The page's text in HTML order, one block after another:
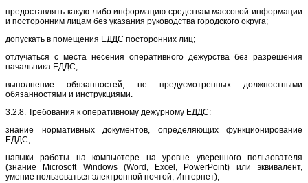
предоставлять какую-либо информацию средствам массовой информации
и посторонним лицам без указания руководства городского округа;
допускать в помещения ЕДДС посторонних лиц;
отлучаться с места несения оперативного дежурства без разрешения
начальника ЕДДС;
выполнение обязанностей, не предусмотренных должностными
обязанностями и инструкциями.
3.2.8. Требования к оперативному дежурному ЕДДС:
знание нормативных документов, определяющих функционирование
ЕДДС;
навыки работы на компьютере на уровне уверенного пользователя
(знание Microsoft Windows (Word, Excel,
PowerPoint) или эквивалент,
умение пользоваться электронной почтой, Интернет);